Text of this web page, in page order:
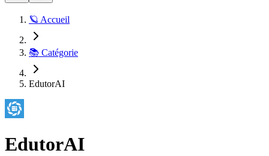
🪐 Accueil
📚 Catégorie
EdutorAI
EdutorAI